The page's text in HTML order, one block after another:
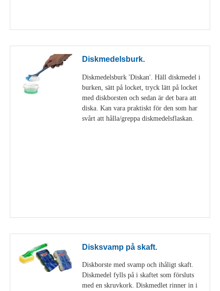
Diskmedelsburk.
Diskmedelsburk 'Diskan'. Häll diskmedel i
burken, sätt på locket, tryck lätt på locket
med diskborsten och sedan är det bara att
diska. Kan vara praktiskt för den som har
svårt att hålla/greppa diskmedelsflaskan.
Disksvamp på skaft.
Diskborste med svamp och ihåligt skaft.
Diskmedel fylls på i skaftet som försluts
med en skruvkork. Diskmedlet rinner in i